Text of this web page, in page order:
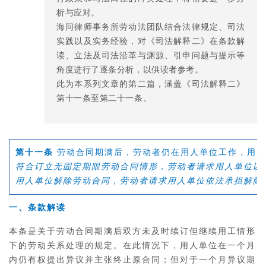
析与应对。
海问律师事务所劳动法团队结合法律规定、司法
实践以及实务经验，对《司法解释二》在条款解
读、立法及司法沿革与渊源、引申问题与提示等
角度进行了逐条分析，以供读者参考。
此为本系列文章的第二篇，涵盖《司法解释二》
第十一条至第二十一条。
第十一条 劳动合同期满后，劳动者仍在用人单位工作，用
符合订立无固定期限劳动合同情形，劳动者请求用人单位
用人单位解除劳动合同，劳动者请求用人单位依法承担解
一、条款解读
本条是关于劳动合同期满后双方未及时续订但继续用工情形
下的劳动关系处理的规定。在此情况下，用人单位在一个月
内仍有权提出异议并主张终止原合同；但对于一个月异议期